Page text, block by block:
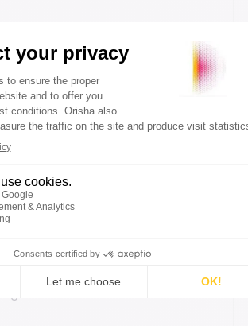
fonctionnalités qui
répondent le mieux à
votre besoin prioritaire
: devis-facturation,
gestion des équipes,
suivi des équipements...
L'investissement est
modéré et la prise en
solution idéale pour
une transformation